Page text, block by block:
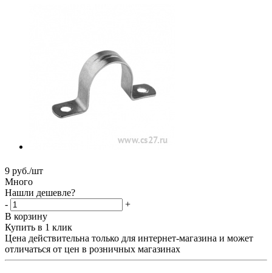
9 руб./шт
Много
Нашли дешевле?
-
+
В корзину
Купить в 1 клик
Цена действительна только для интернет-магазина и может
отличаться от цен в розничных магазинах